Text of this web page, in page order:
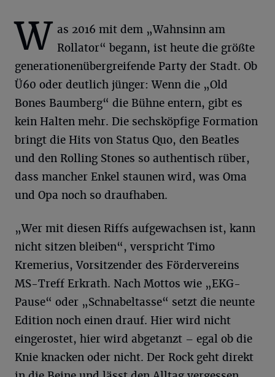
W as 2016 mit dem „Wahnsinn am
Rollator“ begann, ist heute die größte
generationenübergreifende Party der Stadt. Ob
Ü60 oder deutlich jünger: Wenn die „Old
Bones Baumberg“ die Bühne entern, gibt es
kein Halten mehr. Die sechsköpfige Formation
bringt die Hits von Status Quo, den Beatles
und den Rolling Stones so authentisch rüber,
dass mancher Enkel staunen wird, was Oma
und Opa noch so draufhaben.
„Wer mit diesen Riffs aufgewachsen ist, kann
nicht sitzen bleiben“, verspricht Timo
Kremerius, Vorsitzender des Fördervereins
MS-Treff Erkrath. Nach Mottos wie „EKG-
Pause“ oder „Schnabeltasse“ setzt die neunte
Edition noch einen drauf. Hier wird nicht
eingerostet, hier wird abgetanzt – egal ob die
Knie knacken oder nicht. Der Rock geht direkt